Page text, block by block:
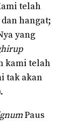
telah
hangat;
yang
kami telah
tak akan
Paus